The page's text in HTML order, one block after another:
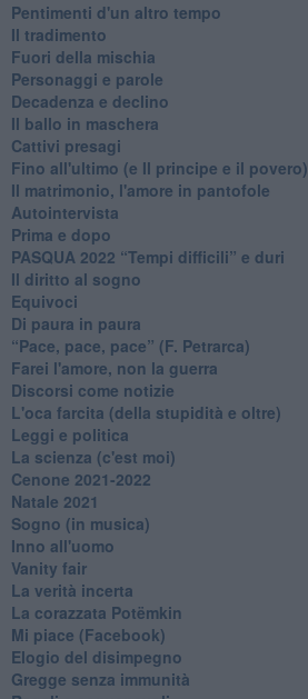
Pentimenti d'un altro tempo
Il tradimento
Fuori della mischia
Personaggi e parole
Decadenza e declino
Il ballo in maschera
Cattivi presagi
Fino all'ultimo (e Il principe e il povero)
Il matrimonio, l'amore in pantofole
Autointervista
Prima e dopo
​PASQUA 2022 “Tempi difficili” e duri
Il diritto al sogno
Equivoci
Di paura in paura
​“Pace, pace, pace” (F. Petrarca)
Farei l'amore, non la guerra
Discorsi come notizie
L'oca farcita (della stupidità e oltre)
Leggi e politica
La scienza (c'est moi)
Cenone 2021-2022
Natale 2021
Sogno (in musica)
Inno all'uomo
Vanity fair
La verità incerta
La corazzata Potëmkin
Mi piace (Facebook)
Elogio del disimpegno
Gregge senza immunità